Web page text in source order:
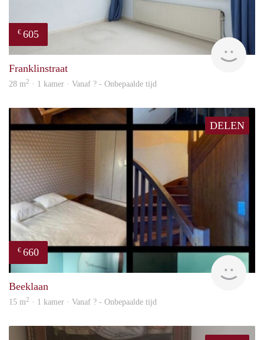
€ 605
Franklinstraat
28 m2 · 1 kamer · Vanaf ? - Onbepaalde tijd
DELEN
€ 660
Beeklaan
15 m2 · 1 kamer · Vanaf ? - Onbepaalde tijd